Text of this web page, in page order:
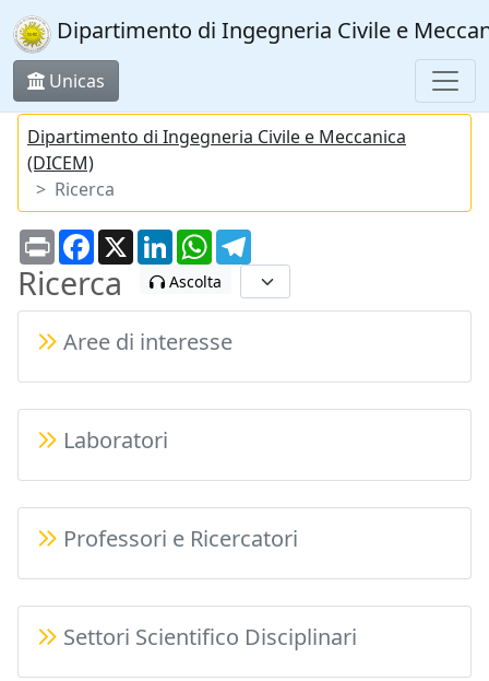
Dipartimento di Ingegneria Civile e
Unicas
Dipartimento di Ingegneria Civile e Meccanica
(DICEM)
Ricerca
PrintFacebook
X LinkedInWhatsApp
Ricerca Ascolta
Aree di interesse
Laboratori
Professori e Ricercatori
Settori Scientifico Disciplinari